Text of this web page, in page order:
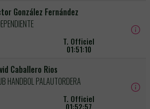
González Fernández
T. Officiel
01:51:10
Caballero Rios
HANDBOL PALAUTORDERA
T. Officiel
01:52:57